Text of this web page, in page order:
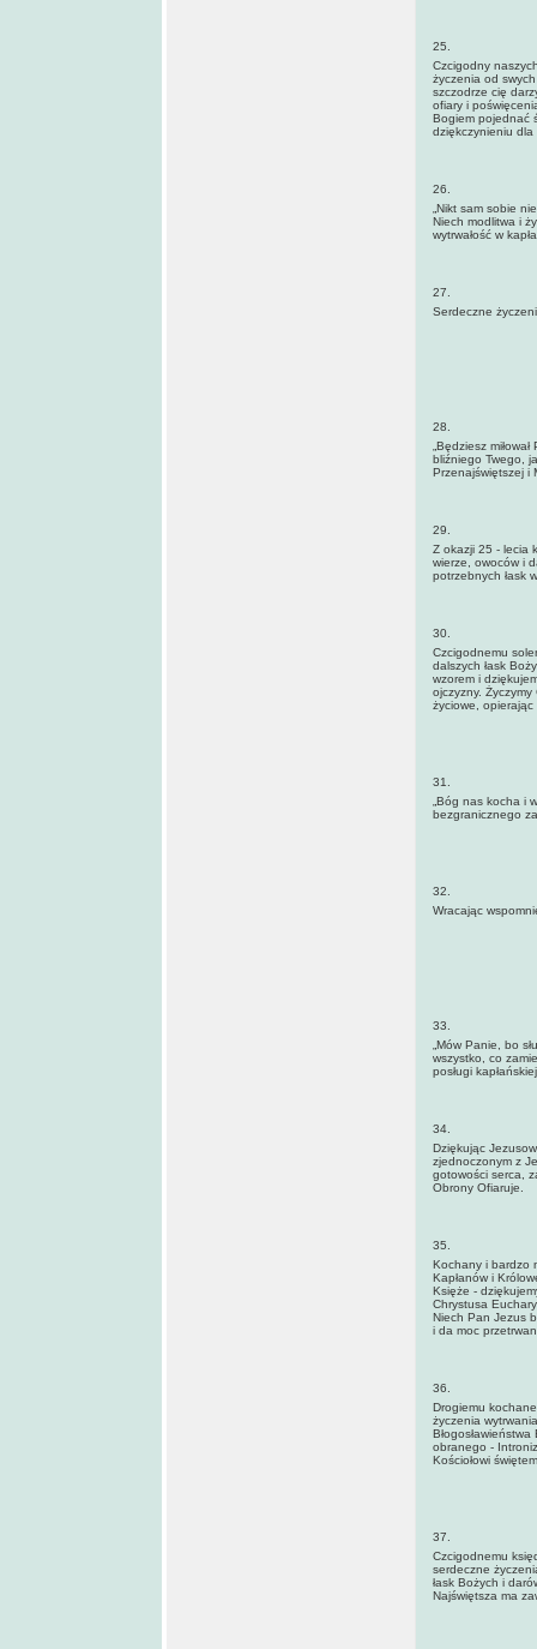
25.
Czcigodny
życzenia od
szczodrze cię
ofiary i
Bogiem pojednać
dziękczynieniu dla
26.
„Nikt sam sobie
Niech modlitwa i
wytrwałość w
27.
Serdeczne
28.
„Będziesz
bliźniego Twego,
Przenajświętszej i
29.
Z okazji 25 - lecia
wierze, owoców i
potrzebnych łask
30.
Czcigodnemu
dalszych łask
wzorem i
ojczyzny.
życiowe, opierając
31.
„Bóg nas kocha i
bezgranicznego
32.
Wracając
33.
„Mów Panie, bo
wszystko, co
posługi
34.
Dziękując
zjednoczonym z
gotowości serca,
Obrony Ofiaruje.
35.
Kochany i bardzo
Kapłanów i
Księże -
Chrystusa
Niech Pan Jezus
i da moc
36.
Drogiemu
życzenia
obranego -
Kościołowi
37.
Czcigodnemu
serdeczne
łask Bożych i
Najświętsza ma